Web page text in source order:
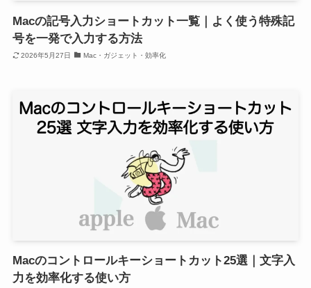
Macの記号入力ショートカット一覧｜よく使う特殊記
号を一発で入力する方法
2026年5月27日 Mac・ガジェット・効率化
Macのコントロールキーショートカット25選｜文字入
力を効率化する使い方